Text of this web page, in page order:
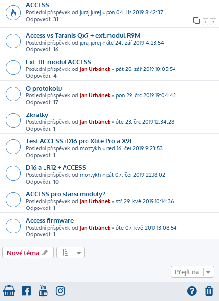
ACCESS
Poslední příspěvek od juraj.jurej « pon 04. lis 2019 8:42:37
Odpovědi: 31 1 2
Access vs Taranis Qx7 + ext.modul R9M
Poslední příspěvek od juraj.jurej « úte 24. zář 2019 4:23:54
Odpovědi: 16
Ext. RF modul ACCESS
Poslední příspěvek od Jan Urbánek « pát 20. zář 2019 10:05:54
Odpovědi: 4
O protokolu
Poslední příspěvek od Jan Urbánek « pon 29. črc 2019 19:04:42
Odpovědi: 17
Zkratky
Poslední příspěvek od Jan Urbánek « úte 23. črc 2019 12:34:28
Odpovědi: 1
Test ACCESS+D16 pro Xlite Pro a X9L
Poslední příspěvek od montykh « ned 16. čer 2019 9:23:53
Odpovědi: 1
D16 a LR12 + ACCESS
Poslední příspěvek od montykh « pát 07. čer 2019 22:18:02
Odpovědi: 10
ACCESS pro starsi moduly?
Poslední příspěvek od Jan Urbánek « stř 29. kvě 2019 10:14:36
Odpovědi: 1
Access firmware
Poslední příspěvek od Jan Urbánek « úte 07. kvě 2019 13:08:54
Odpovědi: 1
Nové téma
Přejít na